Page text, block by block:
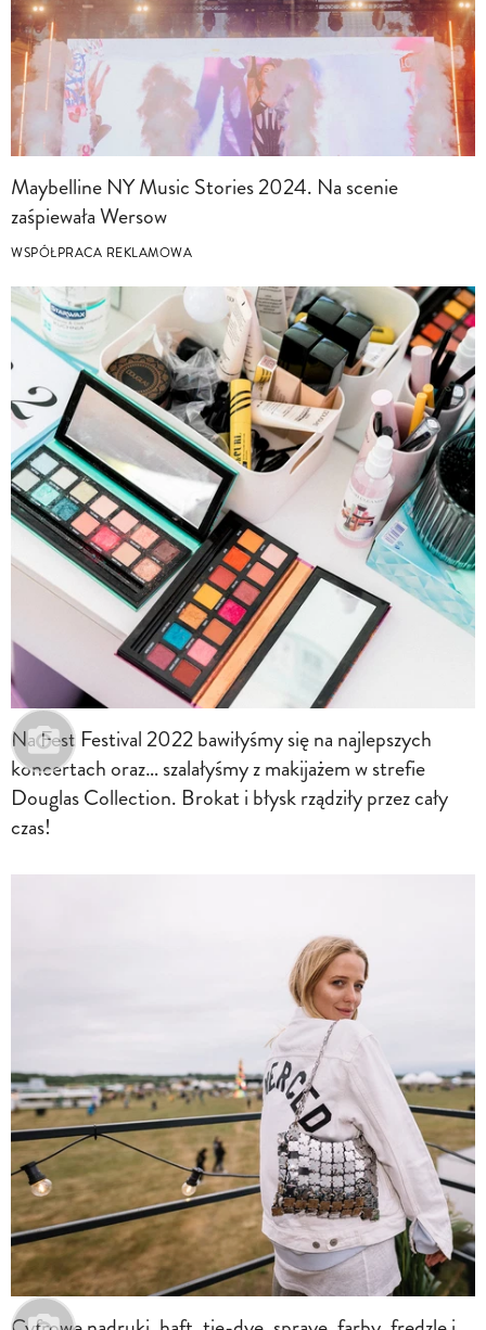
Maybelline NY Music Stories 2024. Na scenie
zaśpiewała Wersow
WSPÓŁPRACA REKLAMOWA
Na Fest Festival 2022 bawiłyśmy się na najlepszych
koncertach oraz… szalałyśmy z makijażem w strefie
Douglas Collection. Brokat i błysk rządziły przez cały
czas!